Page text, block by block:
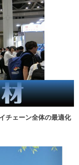
チェーン全体の最適化